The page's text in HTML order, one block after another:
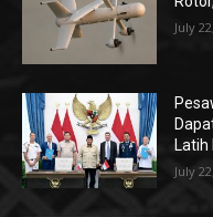
July
Latih
July